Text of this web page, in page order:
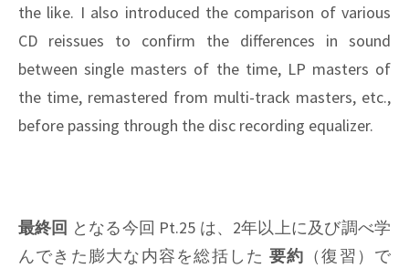
the like. I also introduced the comparison of various
CD reissues to confirm the differences in sound
between single masters of the time, LP masters of
the time, remastered from multi-track masters, etc.,
before passing through the disc recording equalizer.
最終回 となる今回 Pt.25 は、2年以上に及び調べ学
んできた膨大な内容を総括した 要約 （復習）で